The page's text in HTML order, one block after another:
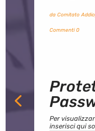
da Comitato
Commenti 0
Per
inserisci qui